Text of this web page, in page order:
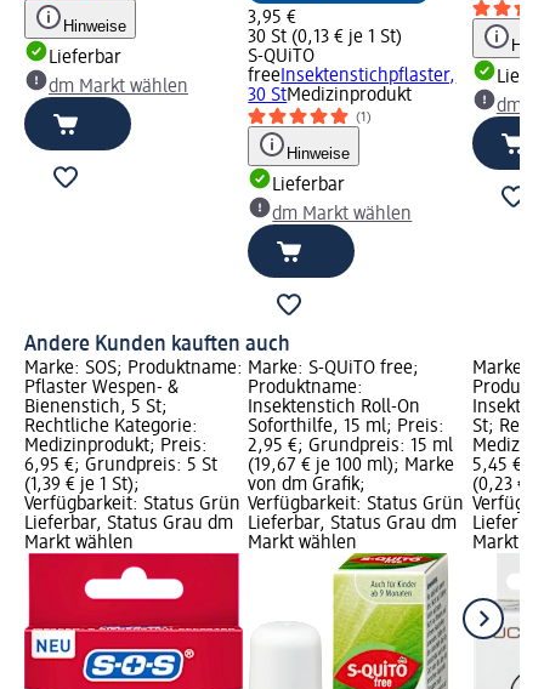
Hinweise
Lieferbar
dm Markt wählen
3,95 €
30 St (0,13 € je 1 St)
S-QUiTO
free Insektenstichpflaster,
30 StMedizinprodukt
(1)
Hinweise
Lieferbar
dm Markt wählen
dm
Andere Kunden kauften auch
Marke: SOS; Produktname:
Pflaster Wespen- &
Bienenstich, 5 St;
Rechtliche Kategorie:
Medizinprodukt; Preis:
6,95 €; Grundpreis: 5 St
(1,39 € je 1 St);
Verfügbarkeit: Status Grün
Lieferbar, Status Grau dm
Markt wählen
Marke: S-QUiTO free;
Produktname:
Insektenstich Roll-On
Soforthilfe, 15 ml; Preis:
2,95 €; Grundpreis: 15 ml
(19,67 € je 100 ml); Marke
von dm Grafik;
Verfügbarkeit: Status Grün
Lieferbar, Status Grau dm
Markt wählen
Marke:
St;
5,45 €;
(0,23 €
Markt